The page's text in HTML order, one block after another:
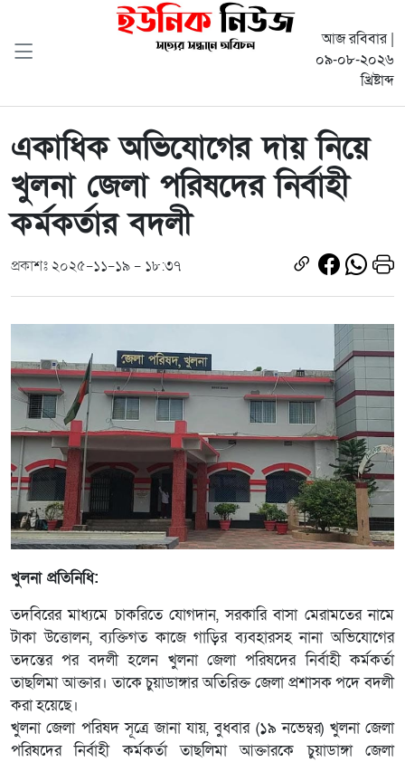
আজ রবিবার |
০৯-০৮-২০২৬
খ্রিষ্টাব্দ
একাধিক অভিযোগের দায় নিয়ে
খুলনা জেলা পরিষদের নির্বাহী
কর্মকর্তার বদলী
প্রকাশঃ ২০২৫-১১-১৯ - ১৮:৩৭
খুলনা প্রতিনিধি:
তদবিরের মাধ্যমে চাকরিতে যোগদান, সরকারি বাসা মেরামতের নামে
টাকা উত্তোলন, ব্যক্তিগত কাজে গাড়ির ব্যবহারসহ নানা অভিযোগের
তদন্তের পর বদলী হলেন খুলনা জেলা পরিষদের নির্বাহী কর্মকর্তা
তাছলিমা আক্তার। তাকে চুয়াডাঙ্গার অতিরিক্ত জেলা প্রশাসক পদে বদলী
করা হয়েছে।
খুলনা জেলা পরিষদ সূত্রে জানা যায়, বুধবার (১৯ নভেম্বর) খুলনা জেলা
পরিষদের নির্বাহী কর্মকর্তা তাছলিমা আক্তারকে চুয়াডাঙ্গা জেলা